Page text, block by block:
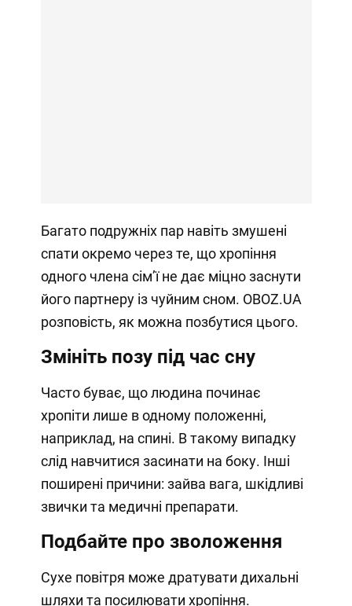
Багато подружніх пар навіть змушені
спати окремо через те, що хропіння
одного члена сімʼї не дає міцно заснути
його партнеру із чуйним сном. OBOZ.UA
розповість, як можна позбутися цього.
Змініть позу під час сну
Часто буває, що людина починає
хропіти лише в одному положенні,
наприклад, на спині. В такому випадку
слід навчитися засинати на боку. Інші
поширені причини: зайва вага, шкідливі
звички та медичні препарати.
Подбайте про зволоження
Сухе повітря може дратувати дихальні
шляхи та посилювати хропіння.